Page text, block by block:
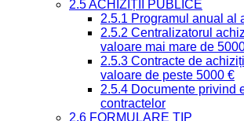
2.5 ACHIZIȚII PUBLICE
2.5.1 Programul anual al
2.5.2 Centralizatorul
valoare mai mare de
2.5.3 Contracte de
valoare de peste 5000 €
2.5.4 Documente privind
contractelor
2.6 FORMULARE TIP